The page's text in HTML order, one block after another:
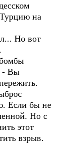
на
Но вот
- Вы
Если бы не
Но с
этот
взрыв.